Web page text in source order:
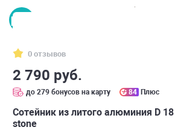
0 отзывов
2 790 руб.
до 279 бонусов на карту 84 Плюс
Сотейник из литого алюминия D
stone